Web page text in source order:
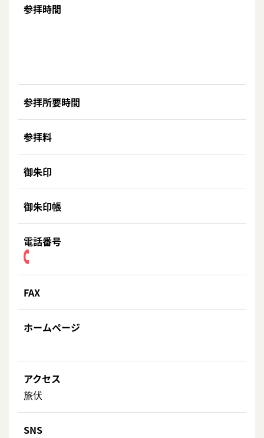
参拝時間
参拝所要時間
参拝料
御朱印
御朱印帳
電話番号
FAX
ホームページ
アクセス
旅伏
SNS